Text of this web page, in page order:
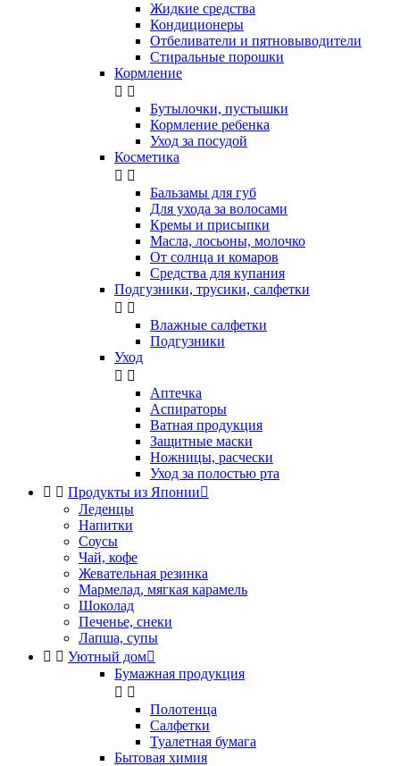
Жидкие средства
Кондиционеры
Отбеливатели и пятновыводители
Стиральные порошки
Кормление
 
Бутылочки, пустышки
Кормление ребенка
Уход за посудой
Косметика
 
Бальзамы для губ
Для ухода за волосами
Кремы и присыпки
Масла, лосьоны, молочко
От солнца и комаров
Средства для купания
Подгузники, трусики, салфетки
 
Влажные салфетки
Подгузники
Уход
 
Аптечка
Аспираторы
Ватная продукция
Защитные маски
Ножницы, расчески
Уход за полостью рта
  Продукты из Японии
Леденцы
Напитки
Соусы
Чай, кофе
Жевательная резинка
Мармелад, мягкая карамель
Шоколад
Печенье, снеки
Лапша, супы
  Уютный дом
Бумажная продукция
 
Полотенца
Салфетки
Туалетная бумага
Бытовая химия